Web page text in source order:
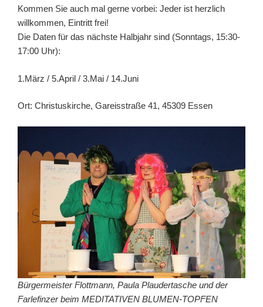
Kommen Sie auch mal gerne vorbei: Jeder ist herzlich
willkommen, Eintritt frei!
Die Daten für das nächste Halbjahr sind (Sonntags, 15:30-
17:00 Uhr):
1.März / 5.April / 3.Mai / 14.Juni
Ort: Christuskirche, Gareisstraße 41, 45309 Essen
Bürgermeister Flottmann, Paula Plaudertasche und der
Farlefinzer beim MEDITATIVEN BLUMEN-TOPFEN